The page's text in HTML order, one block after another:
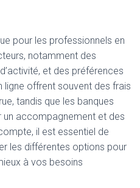
pour les professionnels en
notamment des
et des préférences
ligne offrent souvent des frais
tandis que les banques
un accompagnement et des
il est essentiel de
les différentes options pour
à vos besoins